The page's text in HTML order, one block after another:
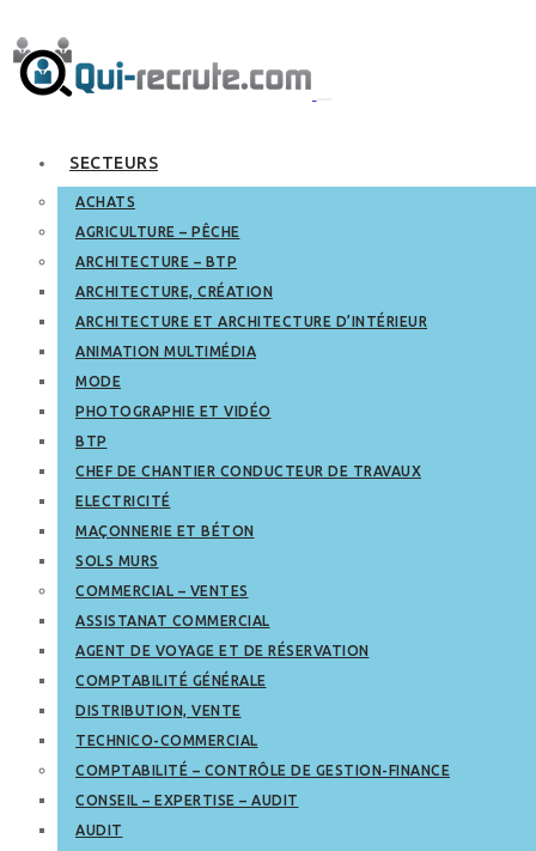
SECTEURS
ACHATS
AGRICULTURE – PÊCHE
ARCHITECTURE – BTP
ARCHITECTURE, CRÉATION
ARCHITECTURE ET ARCHITECTURE D’INTÉRIEUR
ANIMATION MULTIMÉDIA
MODE
PHOTOGRAPHIE ET VIDÉO
BTP
CHEF DE CHANTIER CONDUCTEUR DE TRAVAUX
ELECTRICITÉ
MAÇONNERIE ET BÉTON
SOLS MURS
COMMERCIAL – VENTES
ASSISTANAT COMMERCIAL
AGENT DE VOYAGE ET DE RÉSERVATION
COMPTABILITÉ GÉNÉRALE
DISTRIBUTION, VENTE
TECHNICO-COMMERCIAL
COMPTABILITÉ – CONTRÔLE DE GESTION-FINANCE
CONSEIL – EXPERTISE – AUDIT
AUDIT